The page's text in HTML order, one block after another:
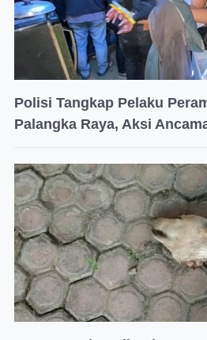
Polisi Tangkap Pelaku
Palangka Raya, Aksi